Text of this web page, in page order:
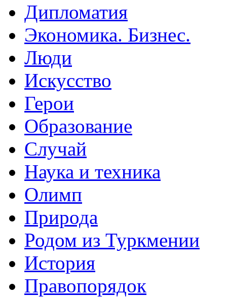
Дипломатия
Экономика. Бизнес.
Люди
Искусство
Герои
Образование
Случай
Наука и техника
Олимп
Природа
Родом из Туркмении
История
Правопорядок